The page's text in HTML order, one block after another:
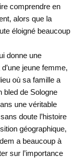
comprendre en
alors que la
éloigné beaucoup
donne une
jeune femme,
où sa famille a
bled de Sologne
une véritable
doute l’histoire
géographique,
a beaucoup à
sur l’importance